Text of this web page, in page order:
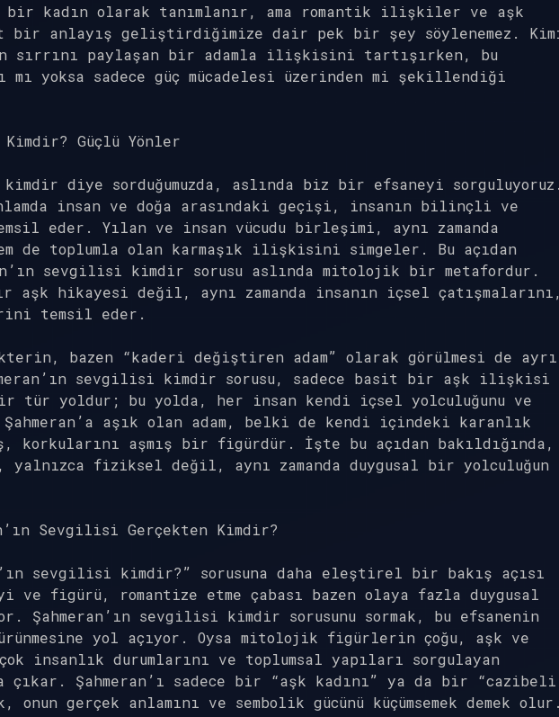
kadın olarak tanımlanır, ama romantik ilişkiler ve aşk
bir anlayış geliştirdiğimize dair pek bir şey söylenemez.
sırrını paylaşan bir adamla ilişkisini tartışırken, bu
yoksa sadece güç mücadelesi üzerinden mi şekillendiği
Güçlü Yönler
kimdir diye sorduğumuzda, aslında biz bir efsaneyi
insan ve doğa arasındaki geçişi, insanın bilinçli ve
eder. Yılan ve insan vücudu birleşimi, aynı zamanda
de toplumla olan karmaşık ilişkisini simgeler. Bu açıdan
sevgilisi kimdir sorusu aslında mitolojik bir metafordur.
aşk hikayesi değil, aynı zamanda insanın içsel
temsil eder.
bazen “kaderi değiştiren adam” olarak görülmesi de ayrı
sevgilisi kimdir sorusu, sadece basit bir aşk ilişkisi
tür yoldur; bu yolda, her insan kendi içsel yolculuğunu ve
aşık olan adam, belki de kendi içindeki karanlık
korkularını aşmış bir figürdür. İşte bu açıdan bakıldığında,
yalnızca fiziksel değil, aynı zamanda duygusal bir yolculuğun
Sevgilisi Gerçekten Kimdir?
sevgilisi kimdir?” sorusuna daha eleştirel bir bakış açısı
figürü, romantize etme çabası bazen olaya fazla duygusal
Şahmeran’ın sevgilisi kimdir sorusunu sormak, bu efsanenin
yol açıyor. Oysa mitolojik figürlerin çoğu, aşk ve
insanlık durumlarını ve toplumsal yapıları sorgulayan
Şahmeran’ı sadece bir “aşk kadını” ya da bir “cazibeli
gerçek anlamını ve sembolik gücünü küçümsemek demek